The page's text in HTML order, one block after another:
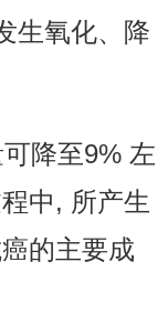
生氧化、降
降至9% 左
中, 所产生
的主要成